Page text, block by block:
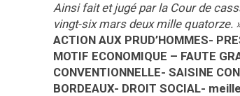
Ainsi fait et jugé par la Cour de
vingt-six mars deux mille quatorze.
ACTION AUX PRUD’HOMMES-
MOTIF ECONOMIQUE – FAUTE
CONVENTIONNELLE- SAISINE
BORDEAUX- DROIT SOCIAL-